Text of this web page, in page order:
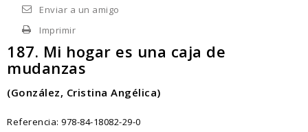
Enviar a un amigo
Imprimir
187. Mi hogar es una caja de
mudanzas
(González, Cristina Angélica)
Referencia: 978-84-18082-29-0